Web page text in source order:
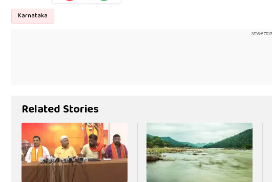
Karnataka
Related Stories